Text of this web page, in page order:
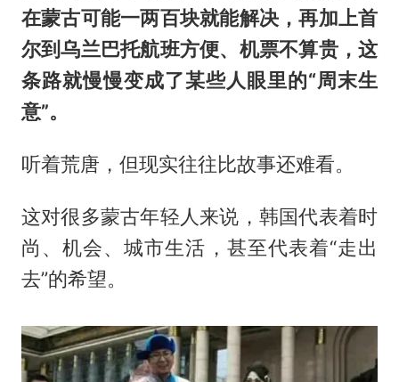
在蒙古可能一两百块就能解决，再加上首
尔到乌兰巴托航班方便、机票不算贵，这
条路就慢慢变成了某些人眼里的“周末生
意”。
听着荒唐，但现实往往比故事还难看。
这对很多蒙古年轻人来说，韩国代表着时
尚、机会、城市生活，甚至代表着“走出
去”的希望。